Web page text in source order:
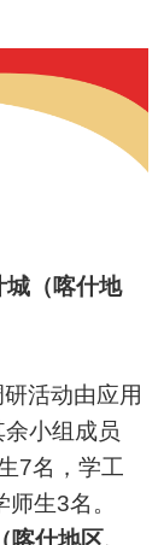
城（喀什地
活动由应用
小组成员
7名，学工
生3名。
什地区、